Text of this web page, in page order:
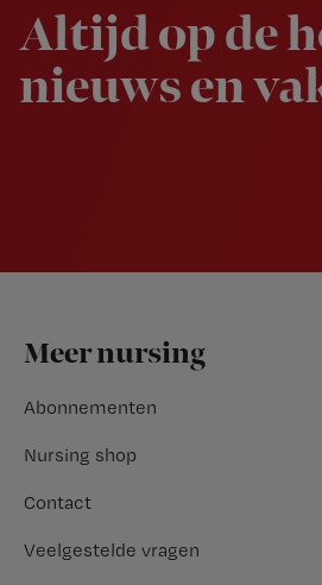
Altijd op de
nieuws en
Footer
Meer nursing
Abonnementen
Nursing shop
Contact
Veelgestelde vragen